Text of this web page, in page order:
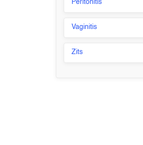
Peritonitis
Vaginitis
Zits